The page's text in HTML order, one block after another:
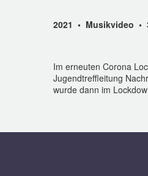
2021 • Musikvideo •
Im erneuten Corona
Jugendtreffleitung
wurde dann im